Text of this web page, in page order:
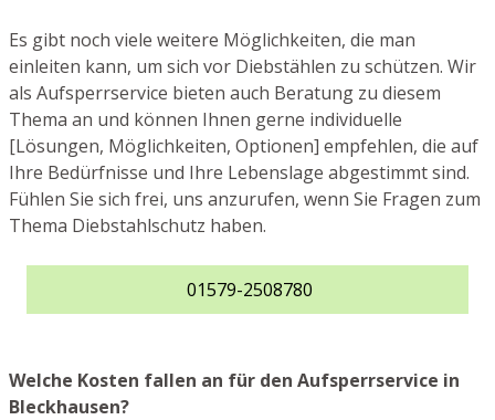
Es gibt noch viele weitere Möglichkeiten, die man
einleiten kann, um sich vor Diebstählen zu schützen. Wir
als Aufsperrservice bieten auch Beratung zu diesem
Thema an und können Ihnen gerne individuelle
[Lösungen, Möglichkeiten, Optionen] empfehlen, die auf
Ihre Bedürfnisse und Ihre Lebenslage abgestimmt sind.
Fühlen Sie sich frei, uns anzurufen, wenn Sie Fragen zum
Thema Diebstahlschutz haben.
01579-2508780
Welche Kosten fallen an für den Aufsperrservice in
Bleckhausen?